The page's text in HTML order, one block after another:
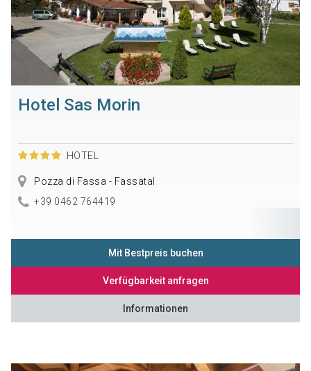
Hotel Sas Morin
HOTEL
Pozza di Fassa - Fassatal
+39 0462 764419
Mit Bestpreis buchen
Verfügbarkeit anfragen
Informationen